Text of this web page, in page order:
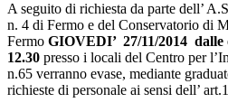
A seguito di richiesta da parte dell’
n. 4 di Fermo e del Conservatorio di
Fermo GIOVEDI’ 27/11/2014 dalle
12.30 presso i locali del Centro per
n.65 verranno evase, mediante
richieste di personale ai sensi dell’